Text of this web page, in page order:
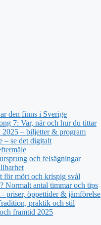
den finns i Sverige
7: Var, när och hur du tittar
2025 – biljetter & program
– se det digitalt
och felsägningar
för mört och krispig svål
Normalt antal timmar och tips
priser, öppettider & jämförelse
praktik och stil
framtid 2025